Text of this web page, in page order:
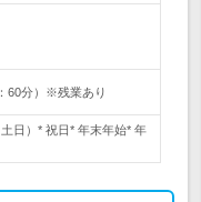
60分）※残業あり
日）* 祝日* 年末年始* 年